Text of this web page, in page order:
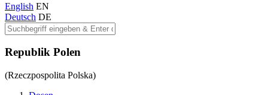
English EN
Deutsch DE
Republik Polen
(Rzeczpospolita Polska)